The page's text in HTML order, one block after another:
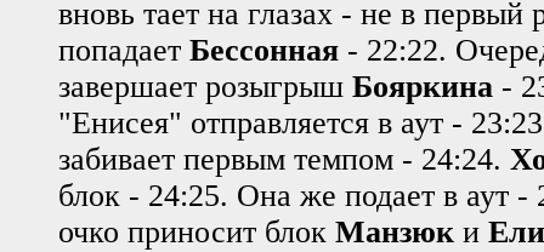
вновь тает на глазах - не в первый
попадает Бессонная - 22:22.
завершает розыгрыш Бояркина -
"Енисея" отправляется в аут -
забивает первым темпом - 24:24.
блок - 24:25. Она же подает в аут
очко приносит блок Манзюк и